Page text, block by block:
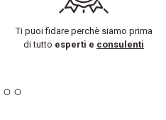
Ti puoi fidare perchè siamo prima
di tutto esperti e consulenti